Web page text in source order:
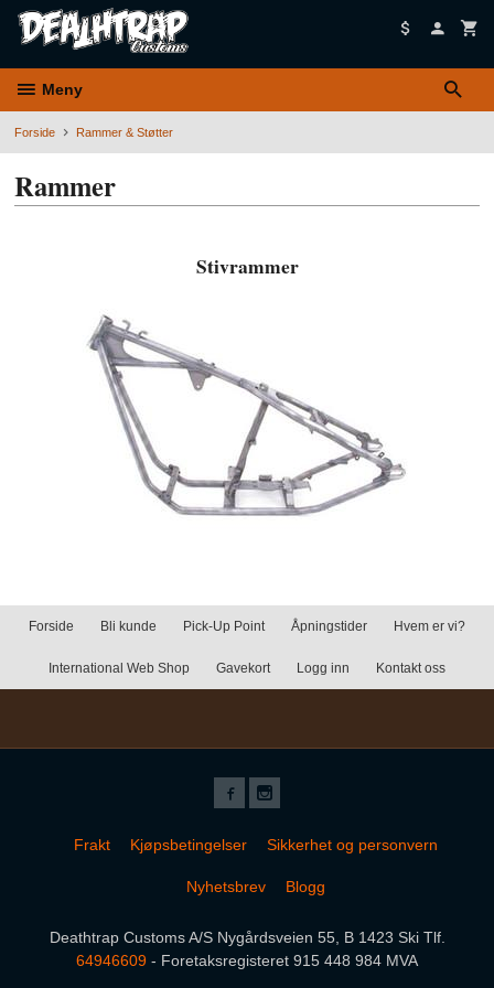
Meny
Forside Rammer & Støtter
Rammer
Stivrammer
Forside Bli kunde Pick-Up Point Åpningstider Hvem er vi?
International Web Shop Gavekort Logg inn Kontakt oss
Frakt Kjøpsbetingelser Sikkerhet og personvern
Nyhetsbrev Blogg
Deathtrap Customs A/S Nygårdsveien 55, B 1423 Ski Tlf.
64946609 - Foretaksregisteret 915 448 984 MVA